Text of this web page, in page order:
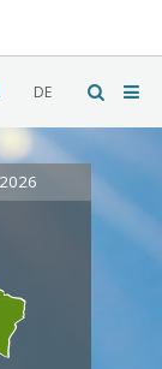
DE